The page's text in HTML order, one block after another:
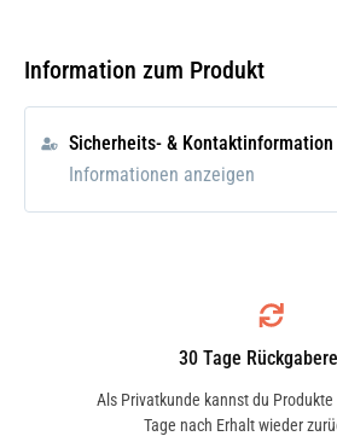
Kunststoff- und
Kunststoff sorgt für
Langzeitschutz. Für innen
Wirkt antistatisch und
Garten bestens geeignet.
Einsatzgebiet
Speziell zur Pflege und
Information zum Produkt
Sicherheits- & Kontaktinformation
Informationen anzeigen
30 Tage
Als Privatkunde kannst du
Tage nach Erhalt wieder